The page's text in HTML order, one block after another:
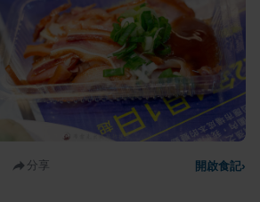
分享 開啟食記›